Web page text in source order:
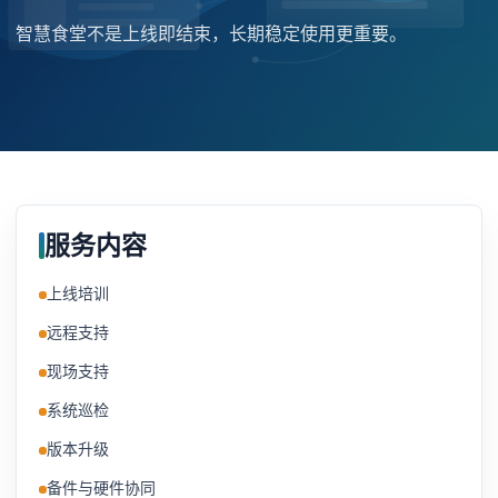
智慧食堂不是上线即结束，长期稳定使用更重要。
服务内容
上线培训
远程支持
现场支持
系统巡检
版本升级
备件与硬件协同